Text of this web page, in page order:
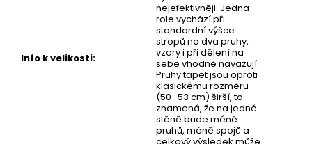
Info k velikosti:
nejefektivněji. Jedna
role vychází při
standardní výšce
stropů na dva pruhy,
vzory i při dělení na
sebe vhodně navazují.
Pruhy tapet jsou oproti
klasickému rozměru
(50–53 cm) širší, to
znamená, že na jedné
stěně bude méně
pruhů, méně spojů a
celkový výsledek může